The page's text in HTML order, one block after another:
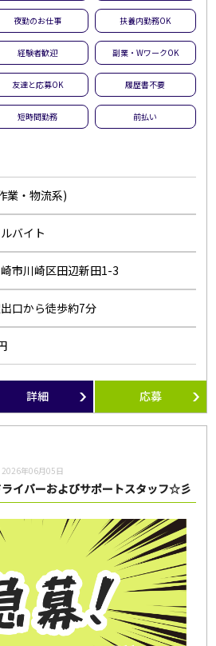
夜勤のお仕事 扶養内勤務OK
経験者歓迎 副業・WワークOK
友達と応募OK 履歴書不要
短時間勤務 前払い
業・物流系)
バイト
市川崎区田辺新田1-3
口から徒歩約7分
詳細 応募
2026年06月05日
イバーおよびサポートスタッフ☆彡